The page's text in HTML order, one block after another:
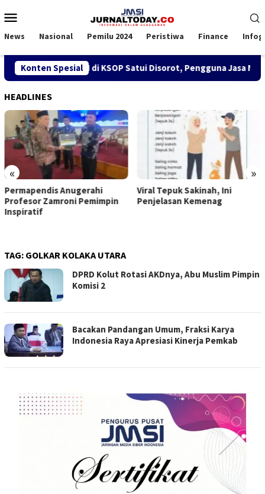
ke
Mobile
News Nasional Pemilu 2024 Peristiwa Finance
Konten Spesial
SPK TKBM di KSOP Satui Disorot, Pengguna Jasa Nilai
HEADLINES
« »
Viral Tepuk Sakinah, Ini
Penjelasan Kemenag
DPD GMNI
Kongres
TAG: GOLKAR KOLAKA UTARA
DPRD Kolut Rotasi AKDnya, Abu Muslim Pimpin
Komisi 2
Bacakan Pandangan Umum, Fraksi Karya
Indonesia Raya Apresiasi Kinerja Pemkab